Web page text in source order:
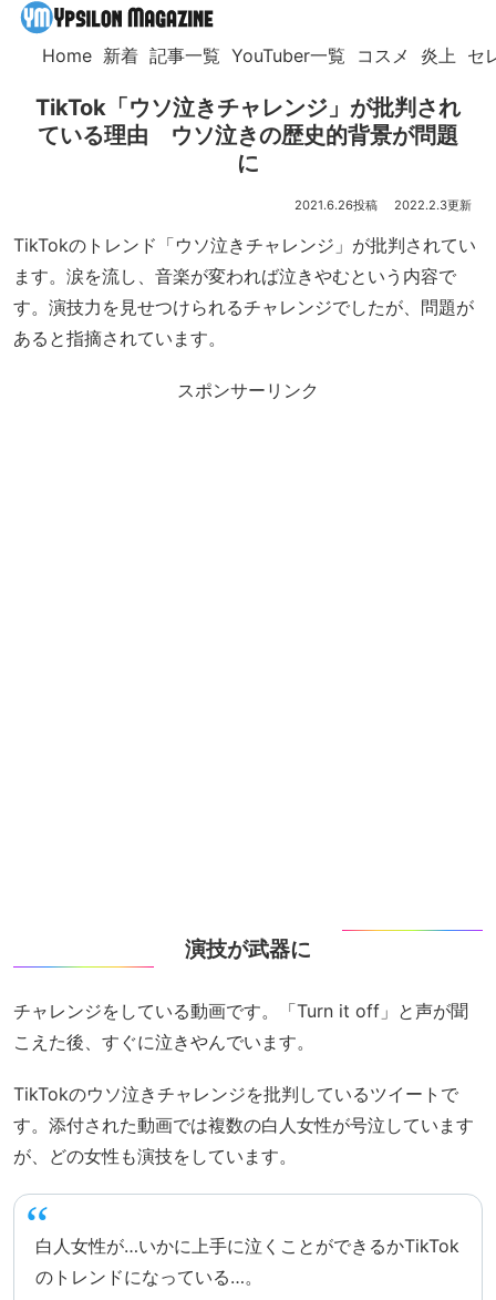
Home 新着 記事一覧 YouTuber一覧 コスメ 炎上 セ
TikTok「ウソ泣きチャレンジ」が批判され
ている理由 ウソ泣きの歴史的背景が問題
に
2021.6.26 2022.2.3
TikTokのトレンド「ウソ泣きチャレンジ」が批判されてい
ます。涙を流し、音楽が変われば泣きやむという内容で
す。演技力を見せつけられるチャレンジでしたが、問題が
あると指摘されています。
スポンサーリンク
演技が武器に
チャレンジをしている動画です。「Turn it off」と声が聞
こえた後、すぐに泣きやんでいます。
TikTokのウソ泣きチャレンジを批判しているツイートで
す。添付された動画では複数の白人女性が号泣しています
が、どの女性も演技をしています。
白人女性が…いかに上手に泣くことができるかTikTok
のトレンドになっている…。